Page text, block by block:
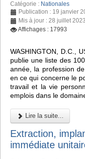
Catégorie : Nationales
Publication : 19 janvier
Mis à jour : 28 juillet 2023
Affichages : 17993
WASHINGTON, D.C.,
publie une liste des
année, la profession
en ce qui concerne le
travail et la vie
emplois dans le
Lire la suite...
Extraction,
immédiate